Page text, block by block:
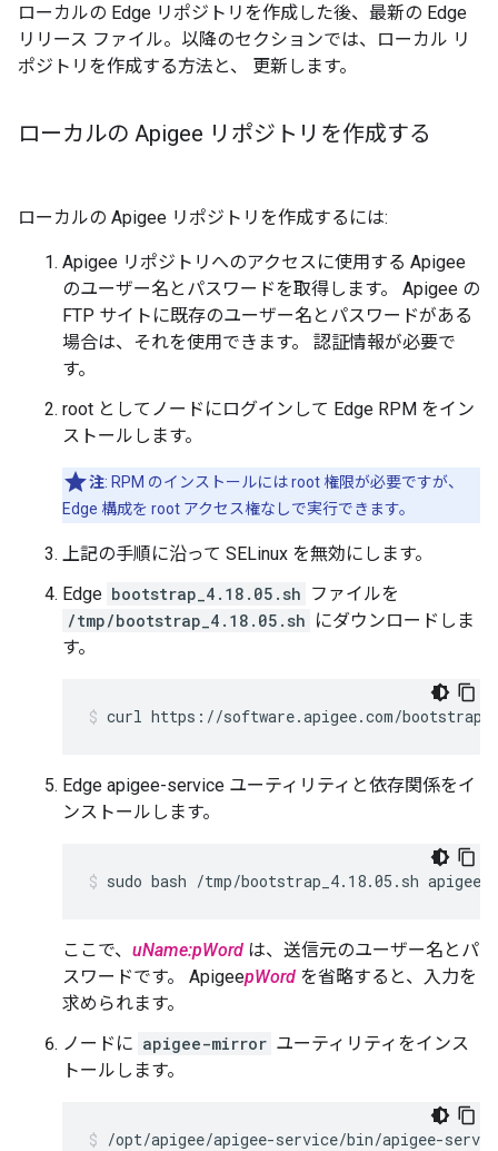
ローカルの Edge リポジトリを作成した後、最新の Edge
リリース ファイル。以降のセクションでは、ローカル リ
ポジトリを作成する方法と、 更新します。
ローカルの Apigee リポジトリを作成する
ローカルの Apigee リポジトリを作成するには:
Apigee リポジトリへのアクセスに使用する Apigee
のユーザー名とパスワードを取得します。 Apigee の
FTP サイトに既存のユーザー名とパスワードがある
場合は、それを使用できます。 認証情報が必要で
す。
root としてノードにログインして Edge RPM をイン
ストールします。
注: RPM のインストールには root 権限が必要ですが、
Edge 構成を root アクセス権なしで実行できます。
上記の手順に沿って SELinux を無効にします。
Edge bootstrap_4.18.05.sh ファイルを
/tmp/bootstrap_4.18.05.sh にダウンロードしま
す。
curl https://software.apigee.com/
Edge apigee-service ユーティリティと依存関係をイ
ンストールします。
sudo bash /tmp/bootstrap_4.18.05.sh
ここで、 uName:pWord は、送信元のユーザー名とパ
スワードです。 ApigeepWord を省略すると、入力を
求められます。
ノードに apigee-mirror ユーティリティをインス
トールします。
/opt/apigee/apigee-service/bin/apigee-